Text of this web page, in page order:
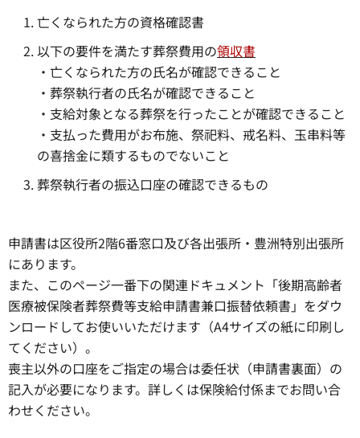
亡くなられた方の資格確認書
以下の要件を満たす葬祭費用の領収書
・亡くなられた方の氏名が確認できること
・葬祭執行者の氏名が確認できること
・支給対象となる葬祭を行ったことが確認できること
・支払った費用がお布施、祭祀料、戒名料、玉串料等
の喜捨金に類するものでないこと
葬祭執行者の振込口座の確認できるもの
申請書は区役所2階6番窓口及び各出張所・豊洲特別出張所
にあります。
また、このページ一番下の関連ドキュメント「後期高齢者
医療被保険者葬祭費等支給申請書兼口振替依頼書」をダウ
ンロードしてお使いいただけます（A4サイズの紙に印刷し
てください）。
喪主以外の口座をご指定の場合は委任状（申請書裏面）の
記入が必要になります。詳しくは保険給付係までお問い合
わせください。